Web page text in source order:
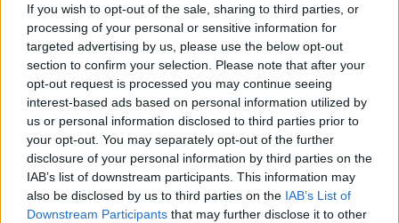
If you wish to opt-out of the sale, sharing to third parties, or
processing of your personal or sensitive information for
targeted advertising by us, please use the below opt-out
section to confirm your selection. Please note that after your
opt-out request is processed you may continue seeing
interest-based ads based on personal information utilized by
us or personal information disclosed to third parties prior to
your opt-out. You may separately opt-out of the further
disclosure of your personal information by third parties on the
IAB’s list of downstream participants. This information may
also be disclosed by us to third parties on the IAB’s List of
Downstream Participants that may further disclose it to other
F
a
ce
b
o
o
k
T
w
it
te
r
Pi
n
te
re
st
W
h
at
s
A
p
p
S
h
a
re
Articolo precedente
Prossimo articolo
NOTIZIE RECENTI